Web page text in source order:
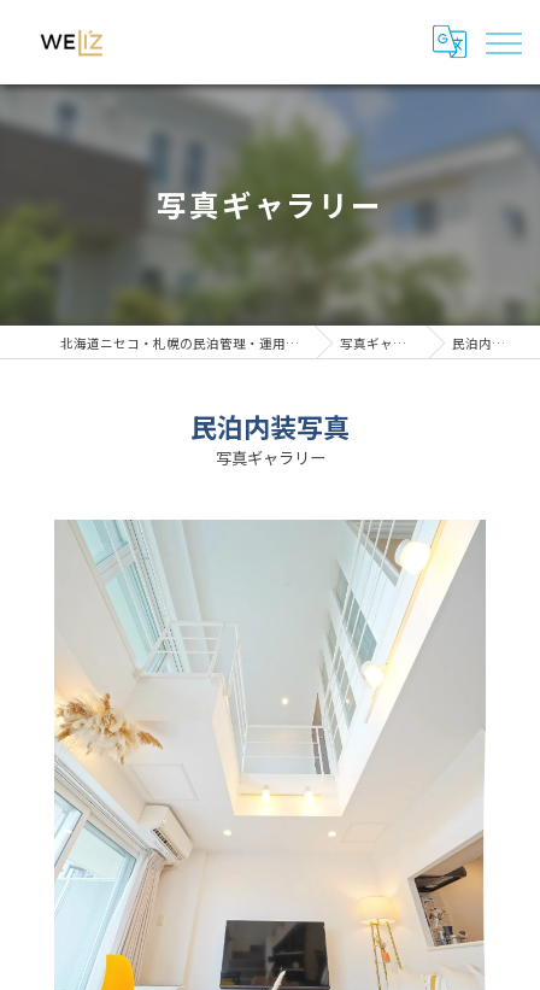
写真ギャラリー
北海道ニセコ・札幌の民泊管理・運用代行はWeli'z 写真ギャラリー 民泊内装写真
写真ギャラリー
民泊内装写真